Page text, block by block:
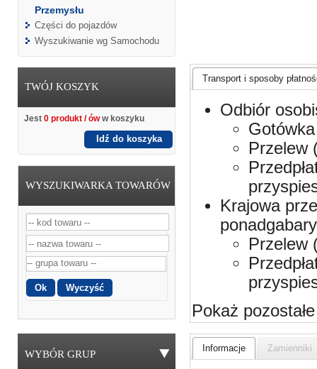
Przemysłu
Części do pojazdów
Wyszukiwanie wg Samochodu
TWÓJ KOSZYK
Jest 0 produkt / óww koszyku
Idź do koszyka
WYSZUKIWARKA TOWARÓW
WYBÓR GRUP
Transport i sposoby
Odbiór
Przelew
Krajowa
Przelew
Pokaż pozostałe
Informacje Zamienniki